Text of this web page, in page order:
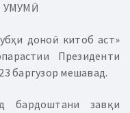
УМУМӢ
доноӣ китоб аст»
Президенти
баргузор мешавад.
бардоштани завқи